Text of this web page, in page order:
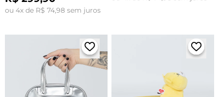
ou 4x de R$ 74,98 sem juros